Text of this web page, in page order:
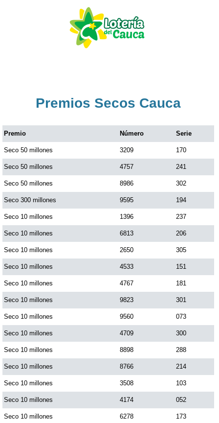
Premios Secos Cauca
Premio Número Serie
Seco 50 millones 3209 170
Seco 50 millones 4757 241
Seco 50 millones 8986 302
Seco 300 millones 9595 194
Seco 10 millones 1396 237
Seco 10 millones 6813 206
Seco 10 millones 2650 305
Seco 10 millones 4533 151
Seco 10 millones 4767 181
Seco 10 millones 9823 301
Seco 10 millones 9560 073
Seco 10 millones 4709 300
Seco 10 millones 8898 288
Seco 10 millones 8766 214
Seco 10 millones 3508 103
Seco 10 millones 4174 052
Seco 10 millones 6278 173